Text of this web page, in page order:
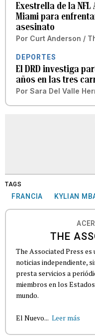
Exestrella de la
Miami para
asesinato
Por Curt Anderson /
DEPORTES
El DRD investiga
años en las tres
Por Sara Del Valle
TAGS
FRANCIA KYLIAN
THE
The Associated Press es
noticias independiente,
presta servicios a
miembros en los
mundo.
El Nuevo... Leer más